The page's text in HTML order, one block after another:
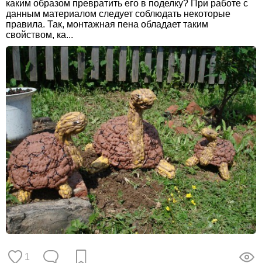
каким образом превратить его в поделку? При работе с
данным материалом следует соблюдать некоторые
правила. Так, монтажная пена обладает таким
свойством, ка...
1